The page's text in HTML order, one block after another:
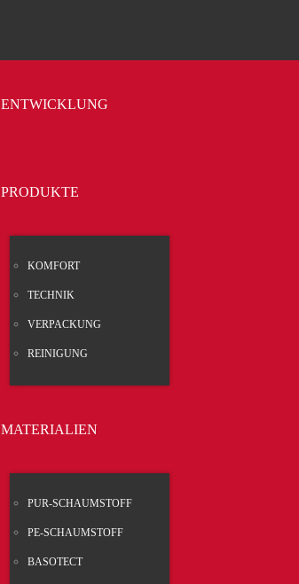
ENT­WICK­LUNG
PRO­DUK­TE
KOM­FORT
TECH­NIK
VER­PA­CKUNG
REI­NI­GUNG
MATE­RIA­LI­EN
PUR-SCHAUM­STOFF
PE-SCHAUM­STOFF
BASO­TECT